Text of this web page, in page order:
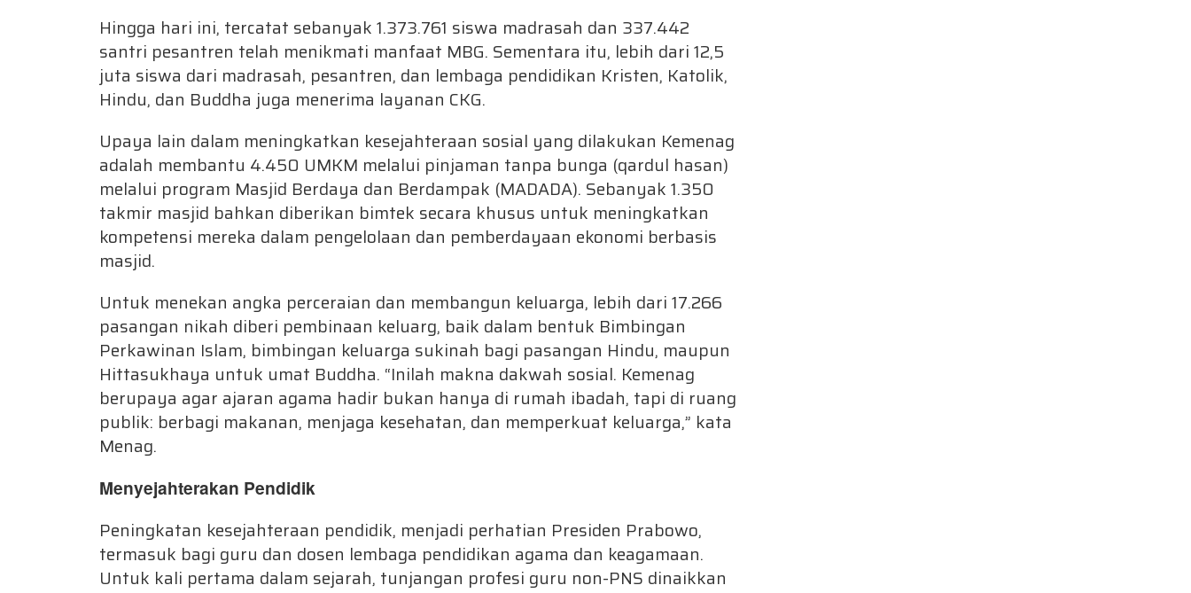
Hingga hari ini, tercatat sebanyak 1.373.761 siswa madrasah dan 337.442
santri pesantren telah menikmati manfaat MBG. Sementara itu, lebih dari 12,5
juta siswa dari madrasah, pesantren, dan lembaga pendidikan Kristen, Katolik,
Hindu, dan Buddha juga menerima layanan CKG.
Upaya lain dalam meningkatkan kesejahteraan sosial yang dilakukan Kemenag
adalah membantu 4.450 UMKM melalui pinjaman tanpa bunga (qardul hasan)
melalui program Masjid Berdaya dan Berdampak (MADADA). Sebanyak 1.350
takmir masjid bahkan diberikan bimtek secara khusus untuk meningkatkan
kompetensi mereka dalam pengelolaan dan pemberdayaan ekonomi berbasis
masjid.
Untuk menekan angka perceraian dan membangun keluarga, lebih dari 17.266
pasangan nikah diberi pembinaan keluarg, baik dalam bentuk Bimbingan
Perkawinan Islam, bimbingan keluarga sukinah bagi pasangan Hindu, maupun
Hittasukhaya untuk umat Buddha. “Inilah makna dakwah sosial. Kemenag
berupaya agar ajaran agama hadir bukan hanya di rumah ibadah, tapi di ruang
publik: berbagi makanan, menjaga kesehatan, dan memperkuat keluarga,” kata
Menag.
Menyejahterakan Pendidik
Peningkatan kesejahteraan pendidik, menjadi perhatian Presiden Prabowo,
termasuk bagi guru dan dosen lembaga pendidikan agama dan keagamaan.
Untuk kali pertama dalam sejarah, tunjangan profesi guru non-PNS dinaikkan